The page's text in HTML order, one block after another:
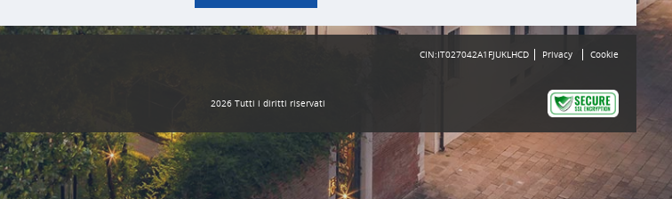
CIN:IT027042A1FJUKLHCD Privacy Cookie
2026 Tutti i diritti riservati